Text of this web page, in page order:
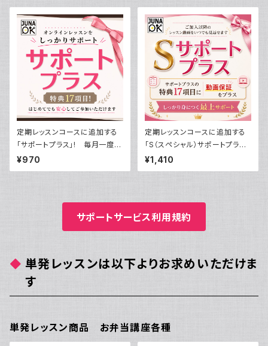
定期レッスンコースに追加する
「サポートプラス」! 毎月一度の
定期レッスンを徹底サポート＆
様々な特典付き！
¥970
定期レッスンコースに追加する
「S（スペシャル）サポートプラ
ス」! 毎月一度の定期レッスン
を徹底サポート＆様々な特典付
¥1,410
サポートサービス利用規約
単発レッスンは以下よりお求めいただけま
す
単発レッスン商品 お弁当講座各種